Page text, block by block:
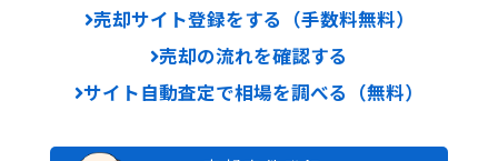
売却サイト登録をする（手数料無料）
売却の流れを確認する
サイト自動査定で相場を調べる（無料）